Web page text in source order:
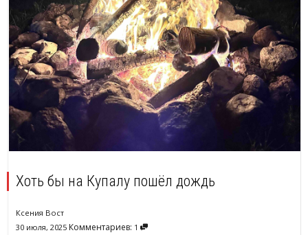
Хоть бы на Купалу пошёл дождь
Ксения Вост
30 июля, 2025 Комментариев: 1